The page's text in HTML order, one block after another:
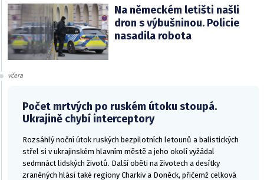
Na německém letišti našli
dron s výbušninou. Policie
nasadila robota
včera
Počet mrtvých po ruském útoku stoupá.
Ukrajině chybí interceptory
Rozsáhlý noční útok ruských bezpilotních letounů a balistických
střel si v ukrajinském hlavním městě a jeho okolí vyžádal
sedmnáct lidských životů. Další oběti na životech a desítky
zraněných hlásí také regiony Charkiv a Doněck, přičemž celková